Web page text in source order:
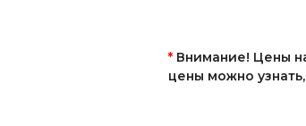
* Внимание! Цены
цены можно